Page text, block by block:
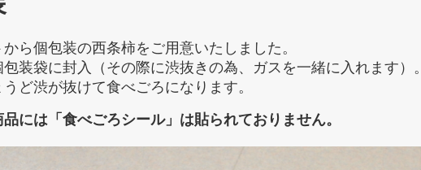
ら個包装の西条柿をご用意いたしました。
装袋に封入（その際に渋抜きの為、ガスを一緒に入れます）。
ど渋が抜けて食べごろになります。
には「食べごろシール」は貼られておりません。